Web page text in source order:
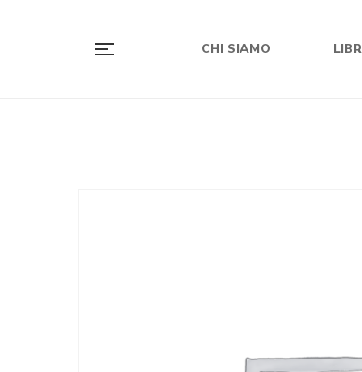
CHI SIAMO